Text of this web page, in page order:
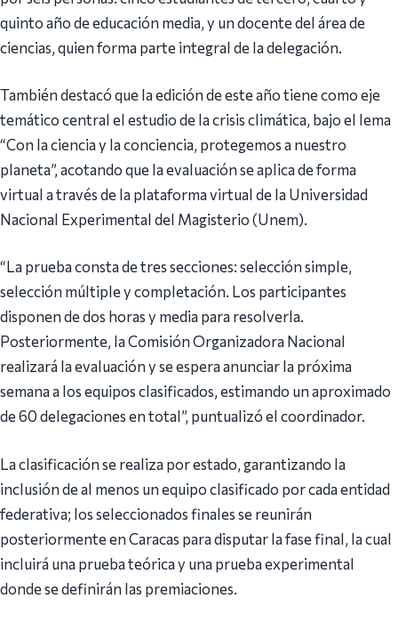
quinto año de educación media, y un docente del área de
ciencias, quien forma parte integral de la delegación.
También destacó que la edición de este año tiene como eje
temático central el estudio de la crisis climática, bajo el lema
“Con la ciencia y la conciencia, protegemos a nuestro
planeta”, acotando que la evaluación se aplica de forma
virtual a través de la plataforma virtual de la Universidad
Nacional Experimental del Magisterio (Unem).
“La prueba consta de tres secciones: selección simple,
selección múltiple y completación. Los participantes
disponen de dos horas y media para resolverla.
Posteriormente, la Comisión Organizadora Nacional
realizará la evaluación y se espera anunciar la próxima
semana a los equipos clasificados, estimando un aproximado
de 60 delegaciones en total”, puntualizó el coordinador.
La clasificación se realiza por estado, garantizando la
inclusión de al menos un equipo clasificado por cada entidad
federativa; los seleccionados finales se reunirán
posteriormente en Caracas para disputar la fase final, la cual
incluirá una prueba teórica y una prueba experimental
donde se definirán las premiaciones.